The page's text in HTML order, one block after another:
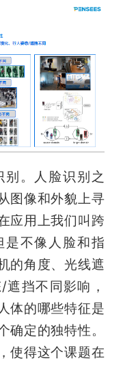
。人脸识别之
图像和外貌上寻
应用上我们叫跨
不像人脸和指
的角度、光线遮
挡不同影响，
体的哪些特征是
确定的独特性。
使得这个课题在